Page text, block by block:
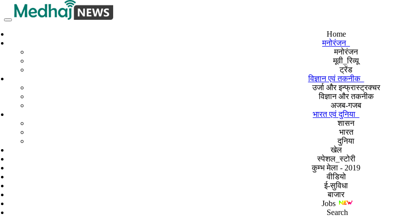
Home
मनोरंजन
मनोरंजन
मूवी_रिव्यू
ट्रेंड
विज्ञान एवं तकनीक
उर्जा और इन्फ्रास्ट्रक्चर
विज्ञान और तकनीक
अजब-गजब
भारत एवं दुनिया
शासन
भारत
दुनिया
खेल
स्पेशल_स्टोरी
कुम्भ मेला - 2019
वीडियो
ई-सुविधा
बाजार
Jobs
Search